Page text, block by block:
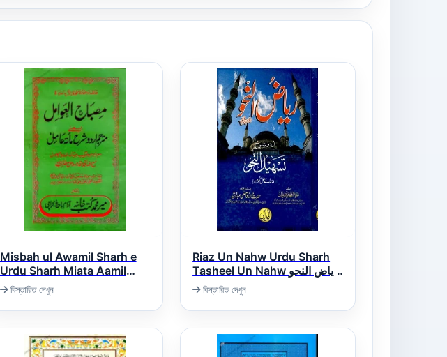
Misbah ul Awamil Sharh e
Urdu Sharh Miata Aamil
مصباح العوامل اردو شرح مائۃ
عامل
বিস্তারিত দেখুন
Riaz Un Nahw Urdu Sharh
Tasheel Un Nahw ریاض النحو
اردو شرح تسھیل النحو
বিস্তারিত দেখুন